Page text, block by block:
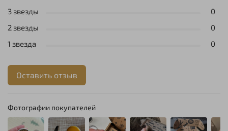
Фотографии покупателей
3 звезды
0
2 звезды
0
1 звезда
0
Оставить отзыв